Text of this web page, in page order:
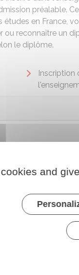
préalable.
en France,
reconnaître un
le diplôme.
Inscription
and